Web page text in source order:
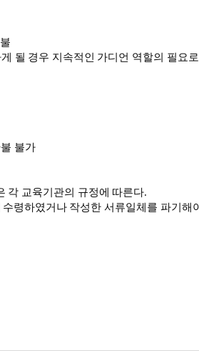
될 경우 지속적인 가디언 역할의 필요로
불가
각 교육기관의 규정에 따른다.
수령하였거나 작성한 서류일체를 파기해